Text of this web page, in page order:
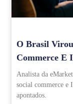
O Brasil
Commerce E
Analista da
social commerce e
apontados.